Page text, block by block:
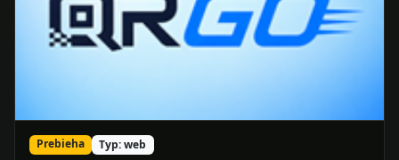
QRGO pomáha rýchlo pripraviť platobný QR kód, ktorý
zákazník naskenuje vo svojej bankovej aplikácii. Bez
terminálu, bez zložitého nastavovania, bez zbytočného